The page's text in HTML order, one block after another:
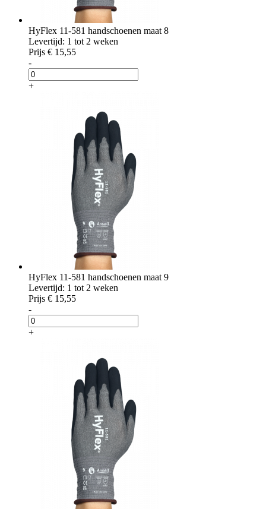
HyFlex 11-581 handschoenen maat 8
Levertijd: 1 tot 2 weken
Prijs € 15,55
-
+
HyFlex 11-581 handschoenen maat 9
Levertijd: 1 tot 2 weken
Prijs € 15,55
-
+